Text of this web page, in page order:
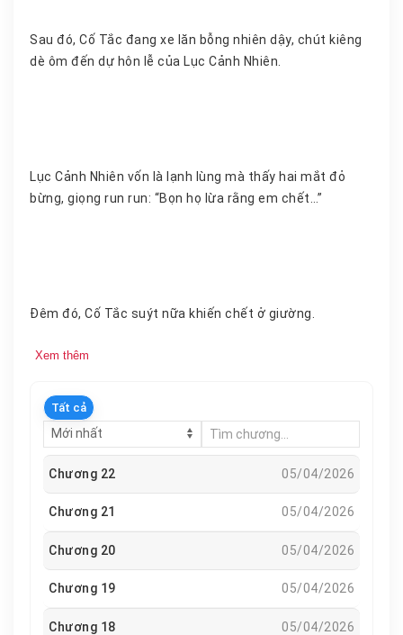
Sau đó, Cố Tắc đang xe lăn bỗng nhiên dậy, chút kiêng
dè ôm đến dự hôn lễ của Lục Cảnh Nhiên.
Lục Cảnh Nhiên vốn là lạnh lùng mà thấy hai mắt đỏ
bừng, giọng run run: “Bọn họ lừa rằng em chết…”
Đêm đó, Cố Tắc suýt nữa khiến chết ở giường.
Xem thêm
Tất cả
Chương 22 05/04/2026
Chương 21 05/04/2026
Chương 20 05/04/2026
Chương 19 05/04/2026
Chương 18 05/04/2026